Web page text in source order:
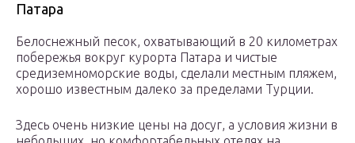
Патара
Белоснежный песок, охватывающий в 20 километрах
побережья вокруг курорта Патара и чистые
средиземноморские воды, сделали местным пляжем,
хорошо известным далеко за пределами Турции.
Здесь очень низкие цены на досуг, а условия жизни в